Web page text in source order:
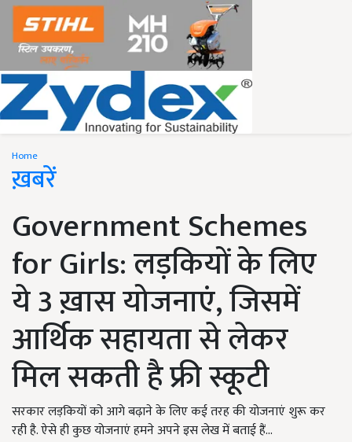
Home
ख़बरें
Government Schemes
for Girls: लड़कियों के लिए
ये 3 ख़ास योजनाएं, जिसमें
आर्थिक सहायता से लेकर
मिल सकती है फ्री स्कूटी
सरकार लड़कियों को आगे बढ़ाने के लिए कई तरह की योजनाएं शुरू कर
रही है. ऐसे ही कुछ योजनाएं हमने अपने इस लेख में बताई हैं...